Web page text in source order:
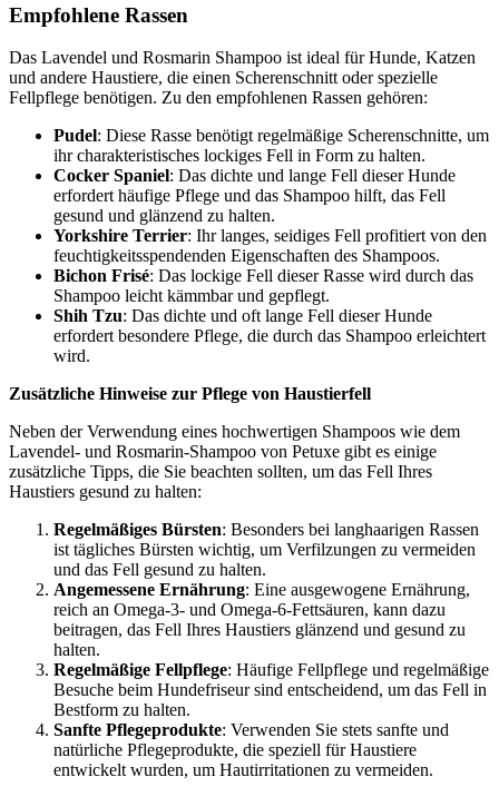
Empfohlene Rassen
Das Lavendel und Rosmarin Shampoo ist ideal für Hunde, Katzen
und andere Haustiere, die einen Scherenschnitt oder spezielle
Fellpflege benötigen. Zu den empfohlenen Rassen gehören:
Pudel: Diese Rasse benötigt regelmäßige Scherenschnitte, um
ihr charakteristisches lockiges Fell in Form zu halten.
Cocker Spaniel: Das dichte und lange Fell dieser Hunde
erfordert häufige Pflege und das Shampoo hilft, das Fell
gesund und glänzend zu halten.
Yorkshire Terrier: Ihr langes, seidiges Fell profitiert von den
feuchtigkeitsspendenden Eigenschaften des Shampoos.
Bichon Frisé: Das lockige Fell dieser Rasse wird durch das
Shampoo leicht kämmbar und gepflegt.
Shih Tzu: Das dichte und oft lange Fell dieser Hunde
erfordert besondere Pflege, die durch das Shampoo erleichtert
wird.
Zusätzliche Hinweise zur Pflege von Haustierfell
Neben der Verwendung eines hochwertigen Shampoos wie dem
Lavendel- und Rosmarin-Shampoo von Petuxe gibt es einige
zusätzliche Tipps, die Sie beachten sollten, um das Fell Ihres
Haustiers gesund zu halten:
Regelmäßiges Bürsten: Besonders bei langhaarigen Rassen
ist tägliches Bürsten wichtig, um Verfilzungen zu vermeiden
und das Fell gesund zu halten.
Angemessene Ernährung: Eine ausgewogene Ernährung,
reich an Omega-3- und Omega-6-Fettsäuren, kann dazu
beitragen, das Fell Ihres Haustiers glänzend und gesund zu
halten.
Regelmäßige Fellpflege: Häufige Fellpflege und regelmäßige
Besuche beim Hundefriseur sind entscheidend, um das Fell in
Bestform zu halten.
Sanfte Pflegeprodukte: Verwenden Sie stets sanfte und
natürliche Pflegeprodukte, die speziell für Haustiere
entwickelt wurden, um Hautirritationen zu vermeiden.